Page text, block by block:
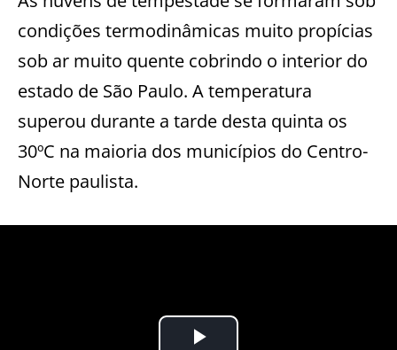
condições termodinâmicas muito propícias
sob ar muito quente cobrindo o interior do
estado de São Paulo. A temperatura
superou durante a tarde desta quinta os
30ºC na maioria dos municípios do Centro-
Norte paulista.